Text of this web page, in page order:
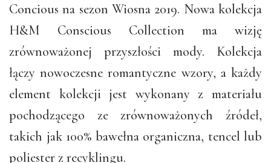
Concious na sezon Wiosna 2019. Nowa kolekcja
H&M Conscious Collection ma wizję
zrównoważonej przyszłości mody. Kolekcja
łączy nowoczesne romantyczne wzory, a każdy
element kolekcji jest wykonany z materiału
pochodzącego ze zrównoważonych źródeł,
takich jak 100% bawełna organiczna, tencel lub
poliester z recyklingu.